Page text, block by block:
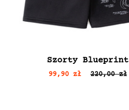
Szorty Blueprint
99,90 zł 220,00 zł